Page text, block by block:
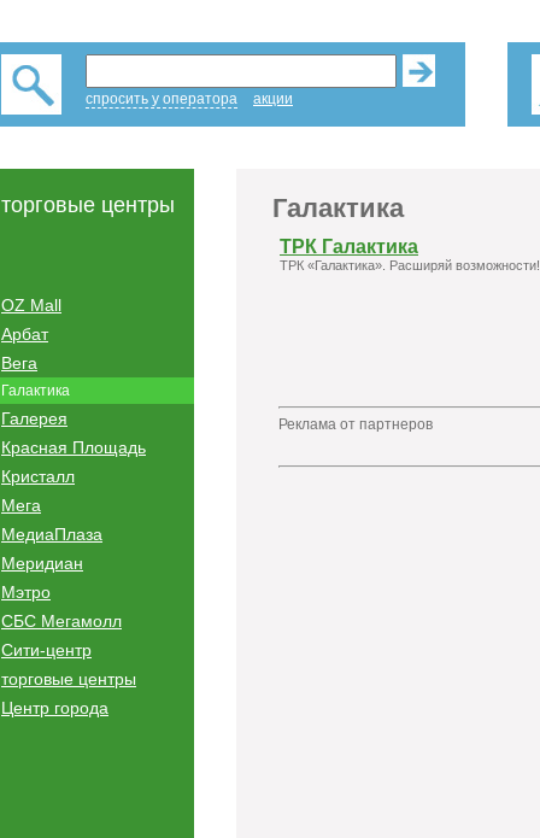
спросить у оператора акции
торговые центры
OZ Mall
Арбат
Вега
Галактика
Галерея
Красная Площадь
Кристалл
Мега
МедиаПлаза
Меридиан
Мэтро
СБС Мегамолл
Сити-центр
торговые центры
Центр города
Галактика
ТРК Галактика
ТРК «Галактика». Расширяй возможности!
Реклама от партнеров